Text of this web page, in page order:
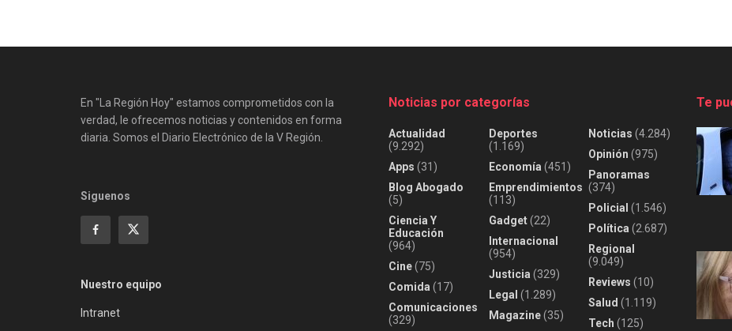
En "La Región Hoy" estamos comprometidos con la
verdad, le ofrecemos noticias y contenidos en forma
diaria. Somos el Diario Electrónico de la V Región.
Siguenos
Nuestro equipo
Intranet
Noticias por categorías
Actualidad
(9.292)
Apps (31)
Blog Abogado
(5)
Ciencia Y
Educación
(964)
Cine(75)
Comida (17)
Comunicaciones
(329)
Deportes
(1.169)
Economía (451)
Emprendimientos
(113)
Gadget(22)
Internacional
(954)
Justicia (329)
Legal (1.289)
Magazine(35)
Noticias (4.284)
Opinión (975)
Panoramas
(374)
Policial (1.546)
Política (2.687)
Regional
(9.049)
Reviews (10)
Salud (1.119)
Tech (125)
Te